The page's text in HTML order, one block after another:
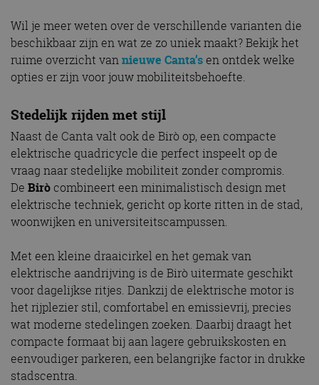
Wil je meer weten over de verschillende varianten die
beschikbaar zijn en wat ze zo uniek maakt? Bekijk het
ruime overzicht vannieuwe Canta’sen ontdek welke
opties er zijn voor jouw mobiliteitsbehoefte.
Stedelijk rijden met stijl
Naast de Canta valt ook de Birò op, een compacte
elektrische quadricycle die perfect inspeelt op de
vraag naar stedelijke mobiliteit zonder compromis.
De Biròcombineert een minimalistisch design met
elektrische techniek, gericht op korte ritten in de stad,
woonwijken en universiteitscampussen.
Met een kleine draaicirkel en het gemak van
elektrische aandrijving is de Birò uitermate geschikt
voor dagelijkse ritjes. Dankzij de elektrische motor is
het rijplezier stil, comfortabel en emissievrij, precies
wat moderne stedelingen zoeken. Daarbij draagt het
compacte formaat bij aan lagere gebruikskosten en
eenvoudiger parkeren, een belangrijke factor in drukke
stadscentra.